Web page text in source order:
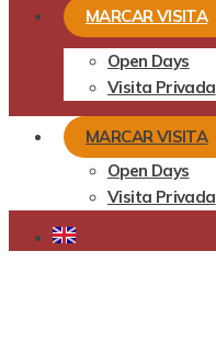
MARCAR VISITA
Open Days
Visita Privada
MARCAR VISITA
Open Days
Visita Privada